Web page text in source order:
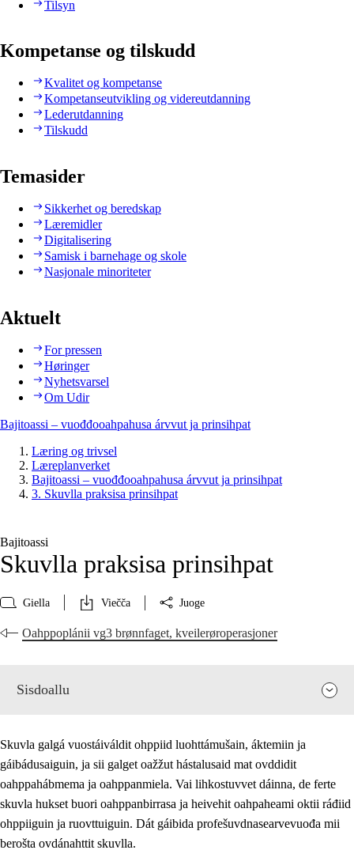
Tilsyn
Kompetanse og tilskudd
Kvalitet og kompetanse
Kompetanseutvikling og videreutdanning
Lederutdanning
Tilskudd
Temasider
Sikkerhet og beredskap
Læremidler
Digitalisering
Samisk i barnehage og skole
Nasjonale minoriteter
Aktuelt
For pressen
Høringer
Nyhetsvarsel
Om Udir
Bajitoassi – vuođđooahpahusa árvvut ja prinsihpat
Læring og trivsel
Læreplanverket
Bajitoassi – vuođđooahpahusa árvvut ja prinsihpat
3. Skuvlla praksisa prinsihpat
Bajitoassi
Skuvlla praksisa prinsihpat
Giella Viečča Juoge
Oahppoplánii vg3 brønnfaget, kveilerøroperasjoner
Sisdoallu
Skuvla galgá vuostáiváldit ohppiid luohttámušain, áktemiin ja
gáibádusaiguin, ja sii galget oažžut hástalusaid mat ovddidit
oahppahábmema ja oahppanmiela. Vai lihkostuvvet dáinna, de ferte
skuvla hukset buori oahppanbirrasa ja heivehit oahpaheami oktii ráđiid
ohppiiguin ja ruovttuiguin. Dát gáibida profešuvdnasearvevuođa mii
berošta ovdánahttit skuvlla.